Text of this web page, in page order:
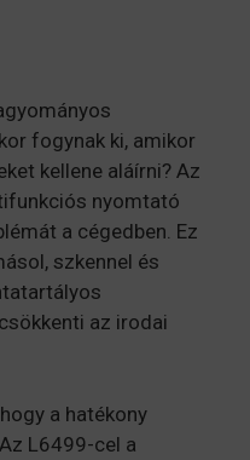
fogynak ki, amikor
kellene aláírni? Az
nyomtató
a cégedben. Ez
szkennel és
az irodai
a hatékony
L6499-cel a